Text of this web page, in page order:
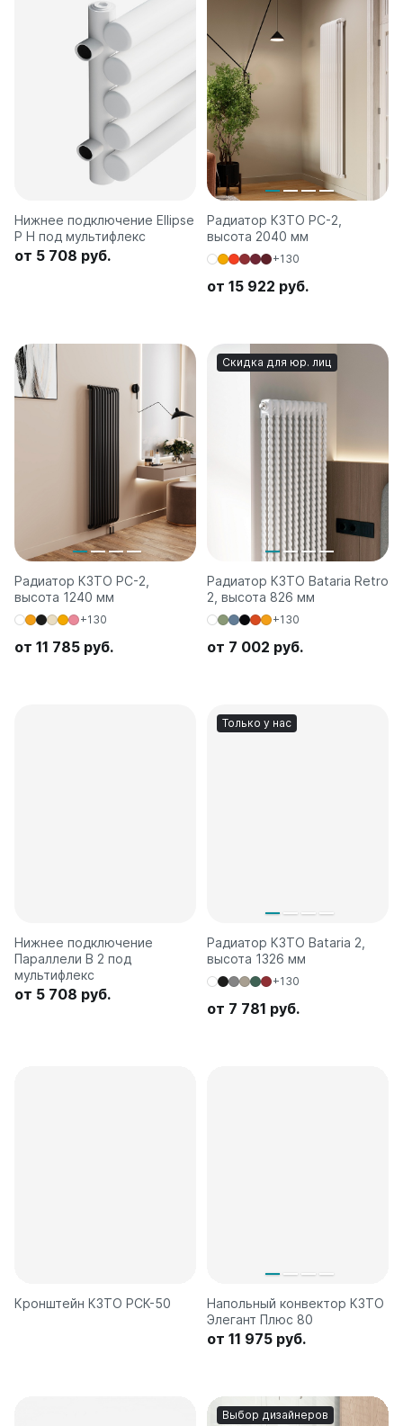
Нижнее подключение Ellipse
P H под мультифлекс
от 5 708 руб.
Радиатор КЗТО РС-2,
высота 2040 мм
+130
от 15 922 руб.
Радиатор КЗТО РС-2,
высота 1240 мм
+130
от 11 785 руб.
Скидка для юр. лиц
Радиатор КЗТО Bataria Retro
2, высота 826 мм
+130
от 7 002 руб.
Нижнее подключение
Параллели В 2 под
мультифлекс
от 5 708 руб.
Только у нас
Радиатор КЗТО Bataria 2,
высота 1326 мм
+130
от 7 781 руб.
Кронштейн КЗТО РСК-50
Напольный конвектор КЗТО
Элегант Плюс 80
от 11 975 руб.
Выбор дизайнеров